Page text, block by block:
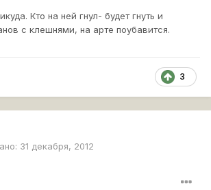
Кто на ней гнул- будет гнуть и
с клешнями, на арте поубавится.
3
31 декабря, 2012